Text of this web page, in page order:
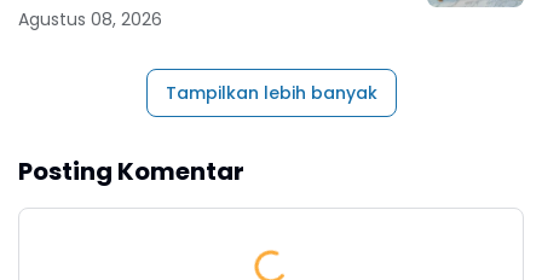
Agustus 08, 2026
Tampilkan lebih banyak
Posting Komentar